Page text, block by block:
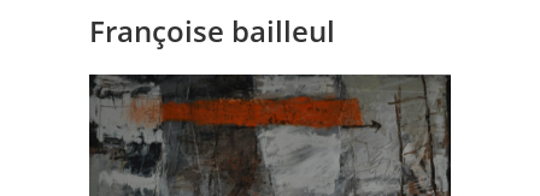
Françoise bailleul